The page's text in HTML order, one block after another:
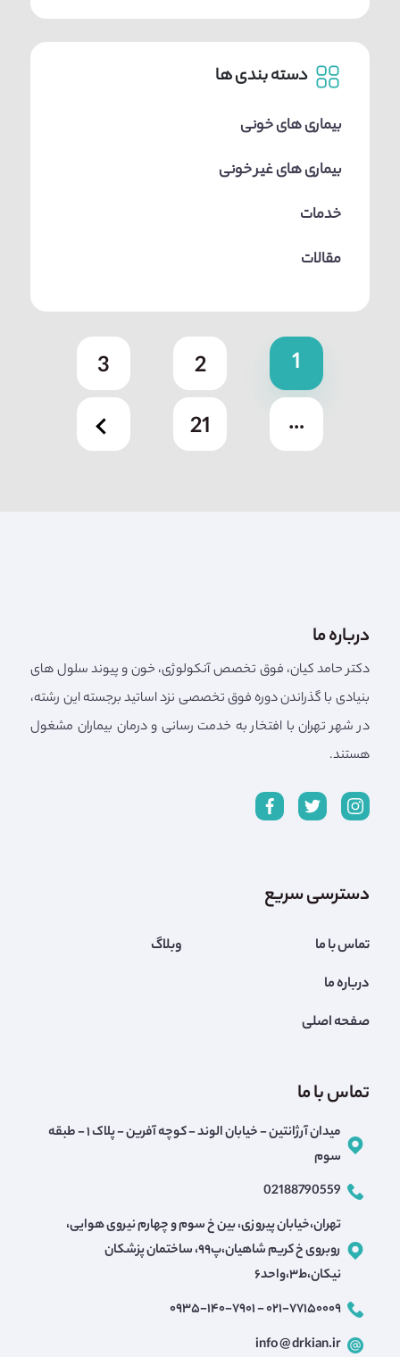
دسته بندی ها
بیماری های خونی
بیماری های غیر خونی
خدمات
مقالات
1
2
3
…
21
درباره ما
دکتر حامد کیان، فوق تخصص آنکولوژی، خون و پیوند سلول های
بنیادی با گذراندن دوره فوق تخصصی نزد اساتید برجسته این رشته،
در شهر تهران با افتخار به خدمت رسانی و درمان بیماران مشغول
هستند.
دسترسی سریع
تماس با ما
درباره ما
صفحه اصلی
وبلاگ
تماس با ما
میدان آرژانتین - خیابان الوند - کوچه آفرین - پلاک ۱ - طبقه
سوم
02188790559
تهران،خیابان پیروزی، بین خ سوم و چهارم نیروی هوایی،
روبروی خ کریم شاهیان،پ۹۹، ساختمان پزشکان
نیکان،ط۳،واحد۶
۰۲۱-۷۷۱۵۰۰۰۹ - ۰۹۳۵-۱۴۰-۷۹۰۱
info @ drkian.ir